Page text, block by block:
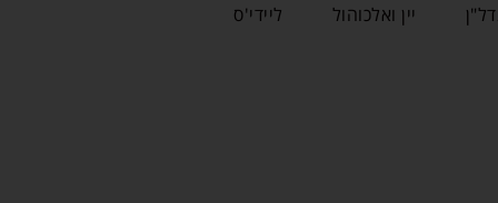
יין ואלכוהול ליידי'ס